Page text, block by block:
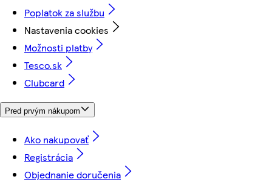
Poplatok za službu
Nastavenia cookies
Možnosti platby
Tesco.sk
Clubcard
Pred prvým nákupom
Ako nakupovať
Registrácia
Objednanie doručenia